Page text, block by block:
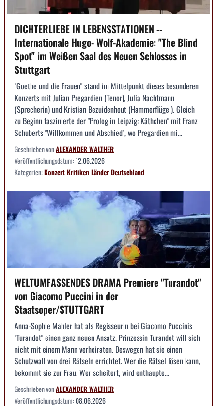
DICHTERLIEBE IN LEBENSSTATIONEN --
Internationale Hugo- Wolf-Akademie: "The Blind
Spot" im Weißen Saal des Neuen Schlosses in
Stuttgart
"Goethe und die Frauen" stand im Mittelpunkt dieses besonderen
Konzerts mit Julian Pregardien (Tenor), Julia Nachtmann
(Sprecherin) und Kristian Bezuidenhout (Hammerflügel). Gleich
zu Beginn faszinierte der "Prolog in Leipzig: Käthchen" mit Franz
Schuberts "Willkommen und Abschied", wo Pregardien mi...
Geschrieben vonALEXANDER WALTHER
Veröffentlichungsdatum:12.06.2026
Kategorien:KonzertKritikenLänderDeutschland
WELTUMFASSENDES DRAMA Premiere "Turandot"
von Giacomo Puccini in der
Staatsoper/STUTTGART
Anna-Sophie Mahler hat als Regisseurin bei Giacomo Puccinis
"Turandot" einen ganz neuen Ansatz. Prinzessin Turandot will sich
nicht mit einem Mann verheiraten. Deswegen hat sie einen
Schutzwall von drei Rätseln errichtet. Wer die Rätsel lösen kann,
bekommt sie zur Frau. Wer scheitert, wird enthaupte...
Geschrieben vonALEXANDER WALTHER
Veröffentlichungsdatum:08.06.2026